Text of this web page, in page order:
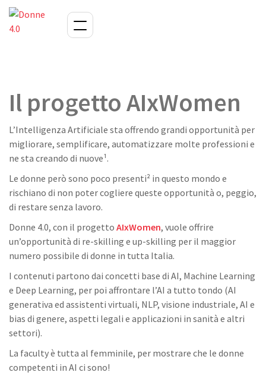
Il progetto AIxWomen
L’Intelligenza Artificiale sta offrendo grandi opportunità per
migliorare, semplificare, automatizzare molte professioni e
ne sta creando di nuove¹.
Le donne però sono poco presenti² in questo mondo e
rischiano di non poter cogliere queste opportunità o, peggio,
di restare senza lavoro.
Donne 4.0, con il progetto AIxWomen, vuole offrire
un’opportunità di re-skilling e up-skilling per il maggior
numero possibile di donne in tutta Italia.
I contenuti partono dai concetti base di AI, Machine Learning
e Deep Learning, per poi affrontare l’AI a tutto tondo (AI
generativa ed assistenti virtuali, NLP, visione industriale, AI e
bias di genere, aspetti legali e applicazioni in sanità e altri
settori).
La faculty è tutta al femminile, per mostrare che le donne
competenti in AI ci sono!